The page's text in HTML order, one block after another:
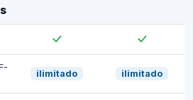
ilimitado ilimitado